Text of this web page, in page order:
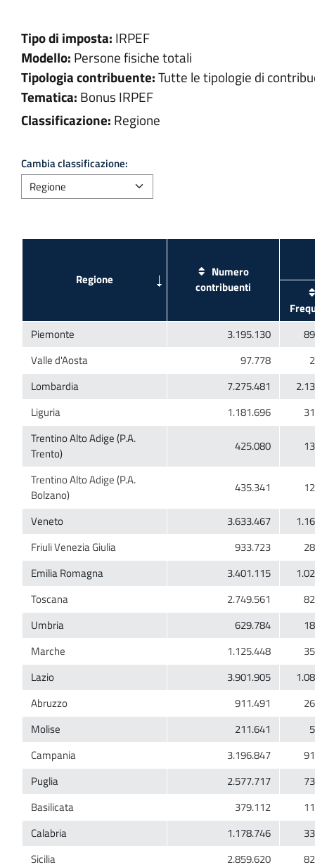
Tipo di imposta: IRPEF
Modello: Persone fisiche totali
Tipologia contribuente:Tutte le tipologie di
Tematica: Bonus IRPEF
Classificazione: Regione
Cambia classificazione:
Numero
Trentino Alto Adige (P.A.
Trentino Alto Adige (P.A.